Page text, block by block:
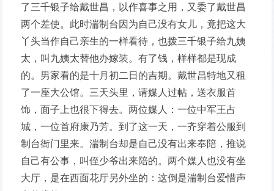
了三千银子给戴世昌，以作喜事之用，又委了戴世昌
两个差使。此时湍制台因为自己没有女儿，竟把这大
丫头当作自己亲生的一样看待，也拨三千银子给九姨
太，叫九姨太替他办嫁装。有了钱，样样都是现成
的。男家看的是十月初二日的吉期。戴世昌特地又租
了一座大公馆。三天头里，请媒人过帖，送衣服首
饰，面子上也很下得去。两位媒人：一位中军王占
城，一位首府康乃芳。到了这一天，一齐穿着公服到
制台衙门里来。湍制台却是自己没有出来奉陪，推说
自己有公事，叫侄少爷出来陪的。两个媒人也没有坐
大厅，是在西面花厅另外坐的：这倒是湍制台爱惜声